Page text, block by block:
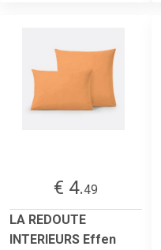
€ 4.49
LA REDOUTE
INTERIEURS Effen